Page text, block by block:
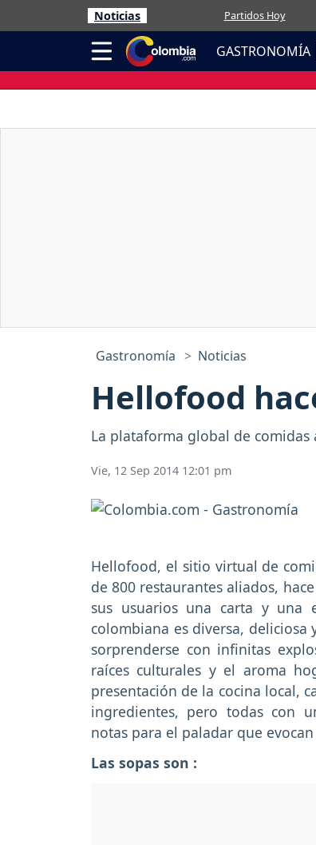
Noticias Partidos Hoy
GASTRONOMÍA
Gastronomía Noticias
Hellofood
La plataforma global de
Vie, 12 Sep 2014 12:01 pm
Hellofood, el sitio virtual de
de 800 restaurantes aliados,
sus usuarios una carta y una
colombiana es diversa,
sorprenderse con infinitas
raíces culturales y el aroma
presentación de la cocina local,
ingredientes, pero todas con
notas para el paladar que
Las sopas son :